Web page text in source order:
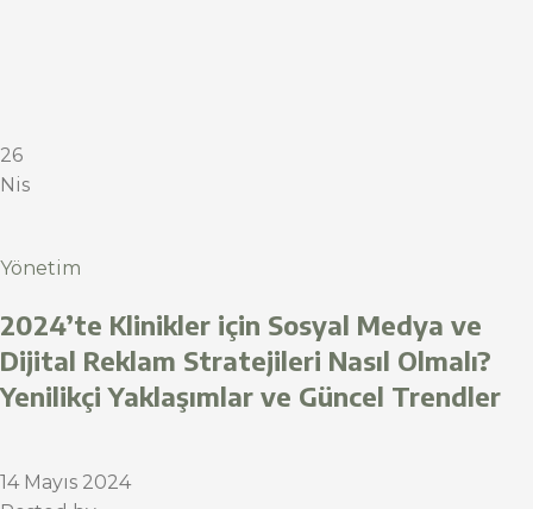
26
Nis
Yönetim
2024’te Klinikler için Sosyal Medya ve
Dijital Reklam Stratejileri Nasıl Olmalı?
Yenilikçi Yaklaşımlar ve Güncel Trendler
14 Mayıs 2024